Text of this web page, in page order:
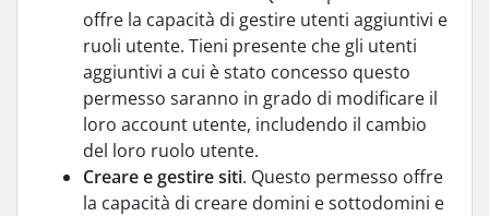
offre la capacità di gestire utenti aggiuntivi e
ruoli utente. Tieni presente che gli utenti
aggiuntivi a cui è stato concesso questo
permesso saranno in grado di modificare il
loro account utente, includendo il cambio
del loro ruolo utente.
Creare e gestire siti. Questo permesso offre
la capacità di creare domini e sottodomini e